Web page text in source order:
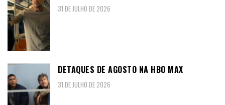
31 DE JULHO DE 2026
DETAQUES DE AGOSTO NA HBO MAX
31 DE JULHO DE 2026